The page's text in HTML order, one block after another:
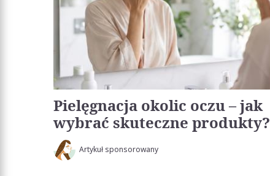
Pielęgnacja okolic oczu – jak
wybrać skuteczne produkty?
Artykuł sponsorowany